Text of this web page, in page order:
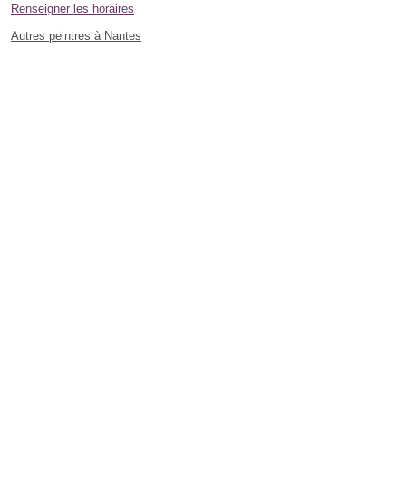
Renseigner les horaires
Autres peintres à Nantes